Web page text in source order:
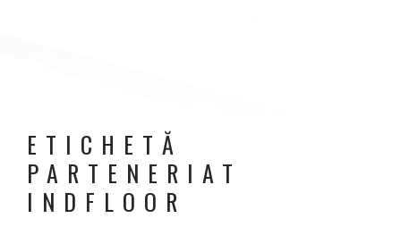
ETICHETĂ
PARTENERIAT
INDFLOOR